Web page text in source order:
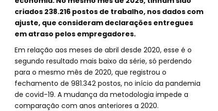
criados 238.216 postos de trabalho, nos dados com
ajuste, que consideram declarações entregues
em atraso pelos empregadores.
Em relação aos meses de abril desde 2020, esse é o
segundo resultado mais baixo da série, só perdendo
para o mesmo mês de 2020, que registrou o
fechamento de 981.342 postos, no início da pandemia
de covid-19. A mudança da metodologia impede a
comparação com anos anteriores a 2020.